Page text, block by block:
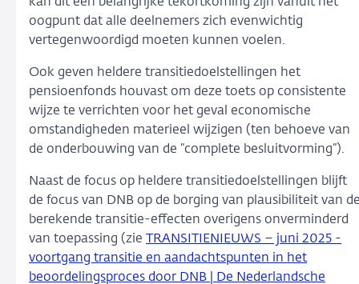
oogpunt dat alle deelnemers zich evenwichtig
vertegenwoordigd moeten kunnen voelen.
Ook geven heldere transitiedoelstellingen het
pensioenfonds houvast om deze toets op consistente
wijze te verrichten voor het geval economische
omstandigheden materieel wijzigen (ten behoeve van
de onderbouwing van de “complete besluitvorming”).
Naast de focus op heldere transitiedoelstellingen blijft
de focus van DNB op de borging van plausibiliteit van
berekende transitie-effecten overigens onverminderd
van toepassing (zie
TRANSITIENIEUWS – juni 2025 -
voortgang transitie en aandachtspunten in het
beoordelingsproces door DNB | De Nederlandsche